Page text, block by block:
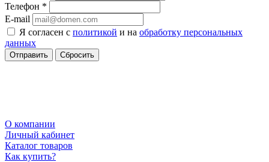
Телефон *
E-mail
Я согласен с политикой и на обработку персональных
данных
Сбросить
О компании
Личный кабинет
Каталог товаров
Как купить?